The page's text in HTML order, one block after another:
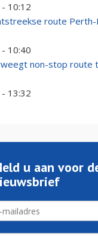
10:12
route Perth-
10:40
non-stop route
13:32
u aan voor